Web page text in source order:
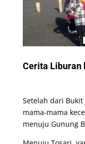
Cerita Liburan
Setelah dari
mama-mama
menuju Gunung